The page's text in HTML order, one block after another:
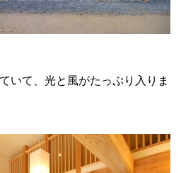
いて、光と風がたっぷり入りま